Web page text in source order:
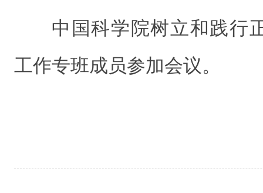
中国科学院树立和践行
工作专班成员参加会议。